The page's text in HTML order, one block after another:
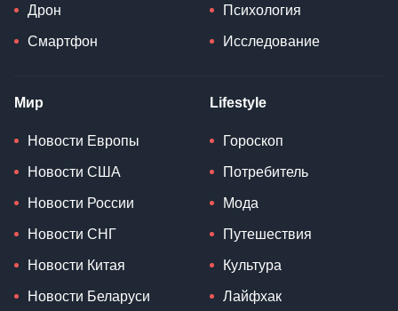
Дрон
Смартфон
Психология
Исследование
Мир
Новости Европы
Новости США
Новости России
Новости СНГ
Новости Китая
Новости Беларуси
Lifestyle
Гороскоп
Потребитель
Мода
Путешествия
Культура
Лайфхак